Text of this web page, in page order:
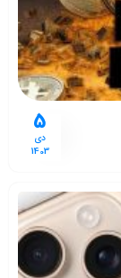
5
دی
1403